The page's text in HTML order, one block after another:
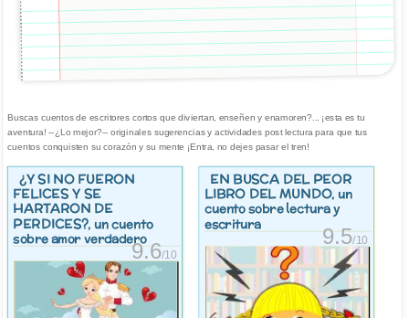
Buscas cuentos de escritores cortos que diviertan, enseñen y enamoren?... ¡esta es tu
aventura! --¿Lo mejor?-- originales sugerencias y actividades post lectura para que tus
cuentos conquisten su corazón y su mente ¡Entra, no dejes pasar el tren!
¿Y SI NO FUERON
FELICES Y SE
HARTARON DE
PERDICES?, un cuento
sobre amor verdadero
9.6/10
EN BUSCA DEL PEOR
LIBRO DEL MUNDO, un
cuento sobre lectura y
escritura
9.5/10